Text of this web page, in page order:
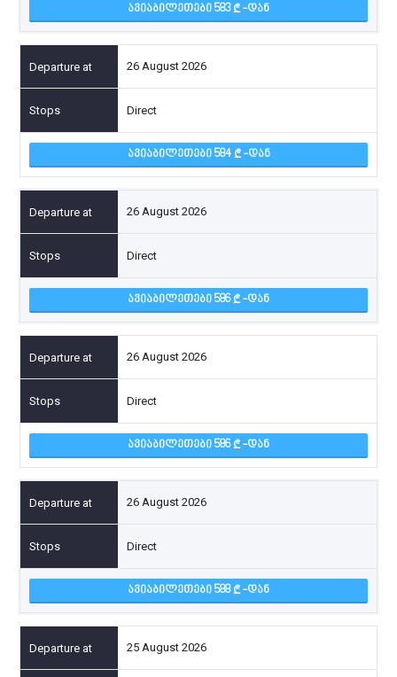
ᲐᲕᲘᲐᲑᲘᲚᲔᲗᲔᲑᲘ 583 -ᲓᲐᲜ
26 August 2026
Direct
ᲐᲕᲘᲐᲑᲘᲚᲔᲗᲔᲑᲘ 584 -ᲓᲐᲜ
26 August 2026
Direct
ᲐᲕᲘᲐᲑᲘᲚᲔᲗᲔᲑᲘ 586 -ᲓᲐᲜ
26 August 2026
Direct
ᲐᲕᲘᲐᲑᲘᲚᲔᲗᲔᲑᲘ 586 -ᲓᲐᲜ
26 August 2026
Direct
ᲐᲕᲘᲐᲑᲘᲚᲔᲗᲔᲑᲘ 588 -ᲓᲐᲜ
25 August 2026